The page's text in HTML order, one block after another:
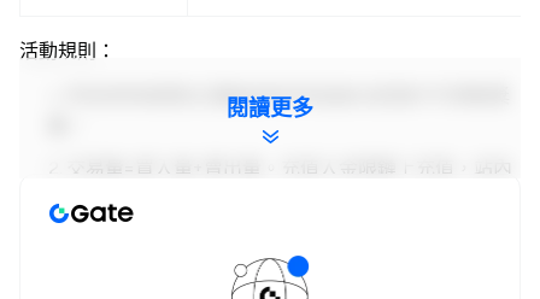
活動規則：
所有參與者需在活動結束前完成身分認證才可領取獎
交易量=買入量+賣出量。充值入金限鏈上充值，站內
轉帳和站內充值不計入在內。
戶，將根據獲得福袋的數量瓜分$200等值SLF。獎勵將
閱讀更多